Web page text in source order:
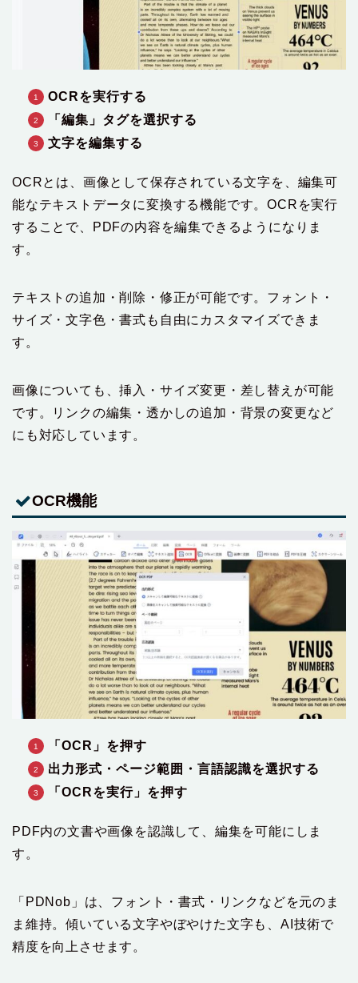
OCRを実行する
「編集」タグを選択する
文字を編集する
OCRとは、画像として保存されている文字を、編集可
能なテキストデータに変換する機能です。OCRを実行
することで、PDFの内容を編集できるようになりま
す。
テキストの追加・削除・修正が可能です。フォント・
サイズ・文字色・書式も自由にカスタマイズできま
す。
画像についても、挿入・サイズ変更・差し替えが可能
です。リンクの編集・透かしの追加・背景の変更など
にも対応しています。
OCR機能
「OCR」を押す
出力形式・ページ範囲・言語認識を選択する
「OCRを実行」を押す
PDF内の文書や画像を認識して、編集を可能にしま
す。
「PDNob」は、フォント・書式・リンクなどを元のま
ま維持。傾いている文字やぼやけた文字も、AI技術で
精度を向上させます。